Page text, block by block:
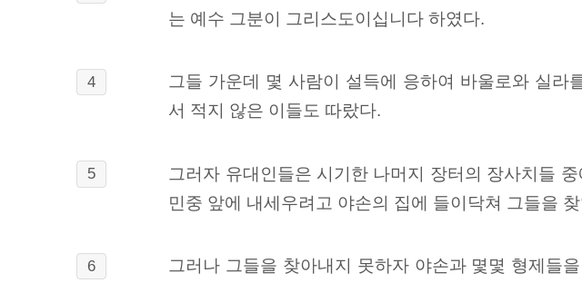
는 예수 그분이 그리스도이십니다 하였다.
4
그들 가운데 몇 사람이 설득에 응하여 바울로와 실라
서 적지 않은 이들도 따랐다.
5
그러자 유대인들은 시기한 나머지 장터의 장사치들
민중 앞에 내세우려고 야손의 집에 들이닥쳐 그들을
6
그러나 그들을 찾아내지 못하자 야손과 몇몇 형제들